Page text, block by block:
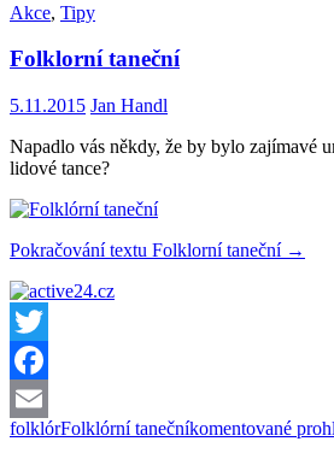
Akce, Tipy
Folklorní taneční
5.11.2015 Jan Handl
Napadlo vás někdy, že by bylo zajímavé
lidové tance?
Pokračování textu Folklorní taneční →
Twitter
Facebook
Email
folklórFolklórní tanečníkomentované